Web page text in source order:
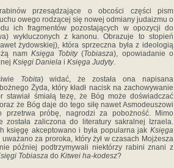
przesądzające o obcości części pism
owego rodzącej się nowej odmiany judaizmu o
ich fragmentów pozostających w opozycji do
wykluczonych z kanonu. Obrazuje to stopień
żydowskiej), która sprzeczna była z ideologią
nam Księga Tobity(Tobiasza), opowiadanie o
Księgi Daniela i Księga Judyty.
Tobita) widać, że została ona napisana
Żyda, który kładł nacisk na zachowywanie
stawiał śmiałą tezę, że Bóg może doświadczać
że Bóg daje do tego siłę nawet Asmodeuszowi
przetrwa próbę, nagrodzi za pobożność. Mimo
została zaliczona do literatury sakralnej Izraela.
księgę akceptowano i była popularna jak Księga
za proroka, który żył w czasach Mojżesza
później podtrzymywali niektórzy rabini znani z
Tobiasza do Kitwei ha-kodesz?